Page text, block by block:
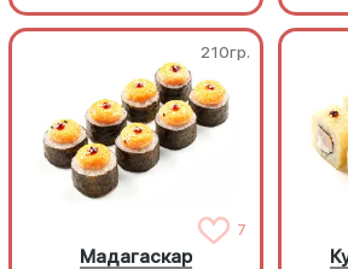
210гр.
7
Мадагаскар